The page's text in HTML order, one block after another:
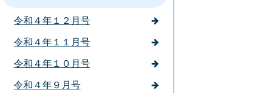
令和４年１２月号
令和４年１１月号
令和４年１０月号
令和４年９月号